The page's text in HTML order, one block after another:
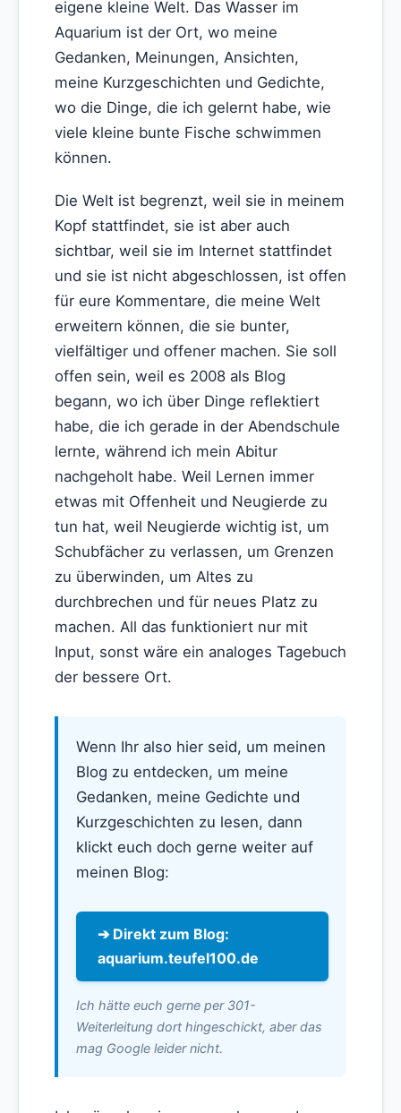
eigene kleine Welt. Das Wasser im
Aquarium ist der Ort, wo meine
Gedanken, Meinungen, Ansichten,
meine Kurzgeschichten und Gedichte,
wo die Dinge, die ich gelernt habe, wie
viele kleine bunte Fische schwimmen
können.
Die Welt ist begrenzt, weil sie in meinem
Kopf stattfindet, sie ist aber auch
sichtbar, weil sie im Internet stattfindet
und sie ist nicht abgeschlossen, ist offen
für eure Kommentare, die meine Welt
erweitern können, die sie bunter,
vielfältiger und offener machen. Sie soll
offen sein, weil es 2008 als Blog
begann, wo ich über Dinge reflektiert
habe, die ich gerade in der Abendschule
lernte, während ich mein Abitur
nachgeholt habe. Weil Lernen immer
etwas mit Offenheit und Neugierde zu
tun hat, weil Neugierde wichtig ist, um
Schubfächer zu verlassen, um Grenzen
zu überwinden, um Altes zu
durchbrechen und für neues Platz zu
machen. All das funktioniert nur mit
Input, sonst wäre ein analoges Tagebuch
der bessere Ort.
Wenn Ihr also hier seid, um meinen
Blog zu entdecken, um meine
Gedanken, meine Gedichte und
Kurzgeschichten zu lesen, dann
klickt euch doch gerne weiter auf
meinen Blog:
➔ Direkt zum Blog:
aquarium.teufel100.de
Ich hätte euch gerne per 301-
Weiterleitung dort hingeschickt, aber das
mag Google leider nicht.